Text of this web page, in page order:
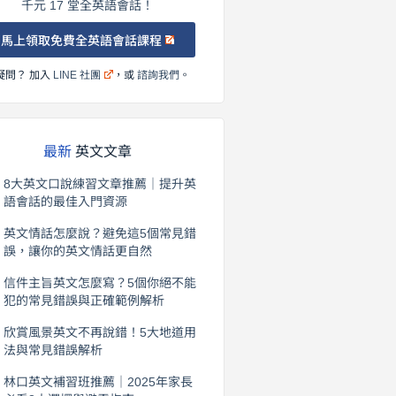
千元 17 堂全英語會話！
馬上領取免費全英語會話課程
問？ 加入 LINE 社團 ，或諮詢我們 。
最新英文文章
8大英文口說練習文章推薦｜提升英
語會話的最佳入門資源
英文情話怎麼說？避免這5個常見錯
誤，讓你的英文情話更自然
信件主旨英文怎麼寫？5個你絕不能
犯的常見錯誤與正確範例解析
欣賞風景英文不再說錯！5大地道用
法與常見錯誤解析
林口英文補習班推薦｜2025年家長